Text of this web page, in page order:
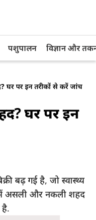
पशुपालन विज्ञान और
पर इन तरीकों से करें जांच
घर पर इन
बढ़ गई है, जो स्वास्थ्य
असली और नकली शहद